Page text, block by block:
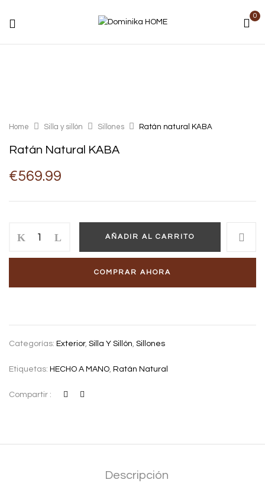
0
Home Silla y sillón Sillones Ratán natural KABA
Ratán Natural KABA
€569.99
AÑADIR AL CARRITO
COMPRAR AHORA
Categorías: Exterior, Silla Y Sillón, Sillones
Etiquetas: HECHO A MANO, Ratán Natural
Compartir :
Descripción